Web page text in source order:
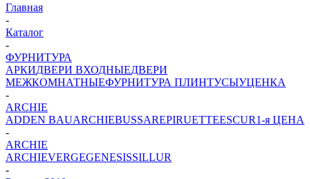
Главная
-
Каталог
-
ФУРНИТУРА
АРКИДВЕРИ ВХОДНЫЕДВЕРИ
МЕЖКОМНАТНЫЕФУРНИТУРА ПЛИНТУСЫУЦЕНКА
-
ARCHIE
ADDEN BAUARCHIEBUSSAREPIRUETTEESCUR1-я ЦЕНА
-
ARCHIE
ARCHIEVERGEGENESISSILLUR
-